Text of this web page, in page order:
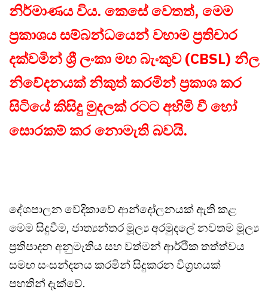
නිර්මාණය විය. කෙසේ වෙතත්, මෙම
ප්‍රකාශය සම්බන්ධයෙන් වහාම ප්‍රතිචාර
දක්වමින් ශ්‍රී ලංකා මහ බැංකුව (CBSL) නිල
නිවේදනයක් නිකුත් කරමින් ප්‍රකාශ කර
සිටියේ කිසිදු මුදලක් රටට අහිමි වී හෝ
සොරකම් කර නොමැති බවයි.
දේශපාලන වේදිකාවේ ආන්දෝලනයක් ඇති කළ
මෙම සිදුවීම, ජාත්‍යන්තර මූල්‍ය අරමුදලේ නවතම මූල්‍ය
ප්‍රතිපාදන අනුමැතිය සහ වත්මන් ආර්ථික තත්ත්වය
සමඟ සංසන්දනය කරමින් සිදුකරන විග්‍රහයක්
පහතින් දැක්වේ.